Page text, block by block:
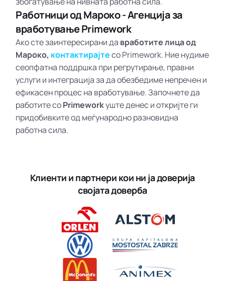
Работници од Мароко - Агенција за
вработување Primework
Ако сте заинтересирани да вработите лица од
Мароко, контактирајтесо Primework. Ние нудиме
сеопфатна поддршка при регрутирање, правни
услуги и интеграција за да обезбедиме непречен и
ефикасен процес на вработување. Започнете да
работите соPrimeworkуште денес и откријте ги
придобивките од меѓународно разновидна
работна сила.
Клиенти и партнери кои ни ја доверија
својата доверба